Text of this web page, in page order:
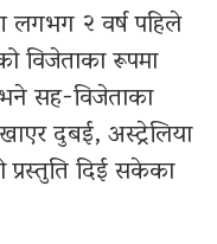
लगभग २ वर्ष पहिले
विजेताका रूपमा
सह-विजेताका
दुबई, अस्ट्रेलिया
दिई सकेका